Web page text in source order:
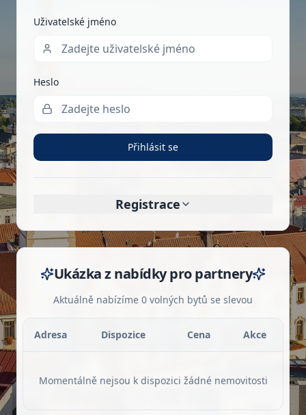
Uživatelské jméno
Heslo
Přihlásit se
Registrace
Ukázka z nabídky pro partnery
Aktuálně nabízíme 0 volných bytů se slevou
Adresa Dispozice Cena Akce
Momentálně nejsou k dispozici žádné nemovitosti